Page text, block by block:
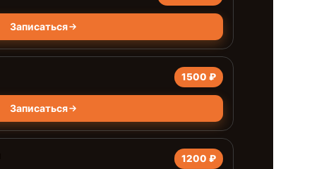
Записаться
1500 ₽
Записаться
1200 ₽